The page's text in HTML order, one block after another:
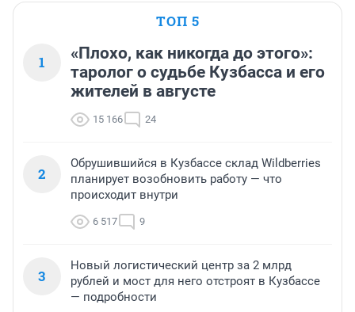
ТОП 5
1
«Плохо, как никогда до этого»:
таролог о судьбе Кузбасса и его
жителей в августе
15 166 24
2
Обрушившийся в Кузбассе склад Wildberries
планирует возобновить работу — что
происходит внутри
6 517 9
3
Новый логистический центр за 2 млрд
рублей и мост для него отстроят в Кузбассе
— подробности